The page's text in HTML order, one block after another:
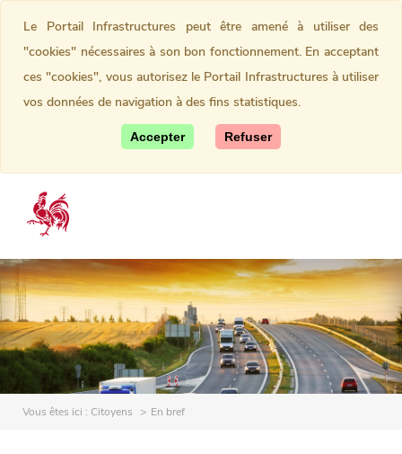
Vous êtes ici : Citoyens En bref
Le Portail Infrastructures peut être amené à utiliser des
"cookies" nécessaires à son bon fonctionnement. En acceptant
ces "cookies", vous autorisez le Portail Infrastructures à utiliser
vos données de navigation à des fins statistiques.
Accepter Refuser